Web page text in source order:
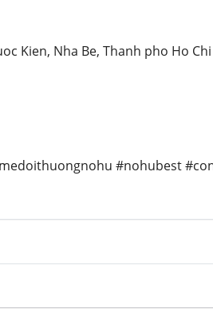
Kien, Nha Be, Thanh pho Ho
#nohubest